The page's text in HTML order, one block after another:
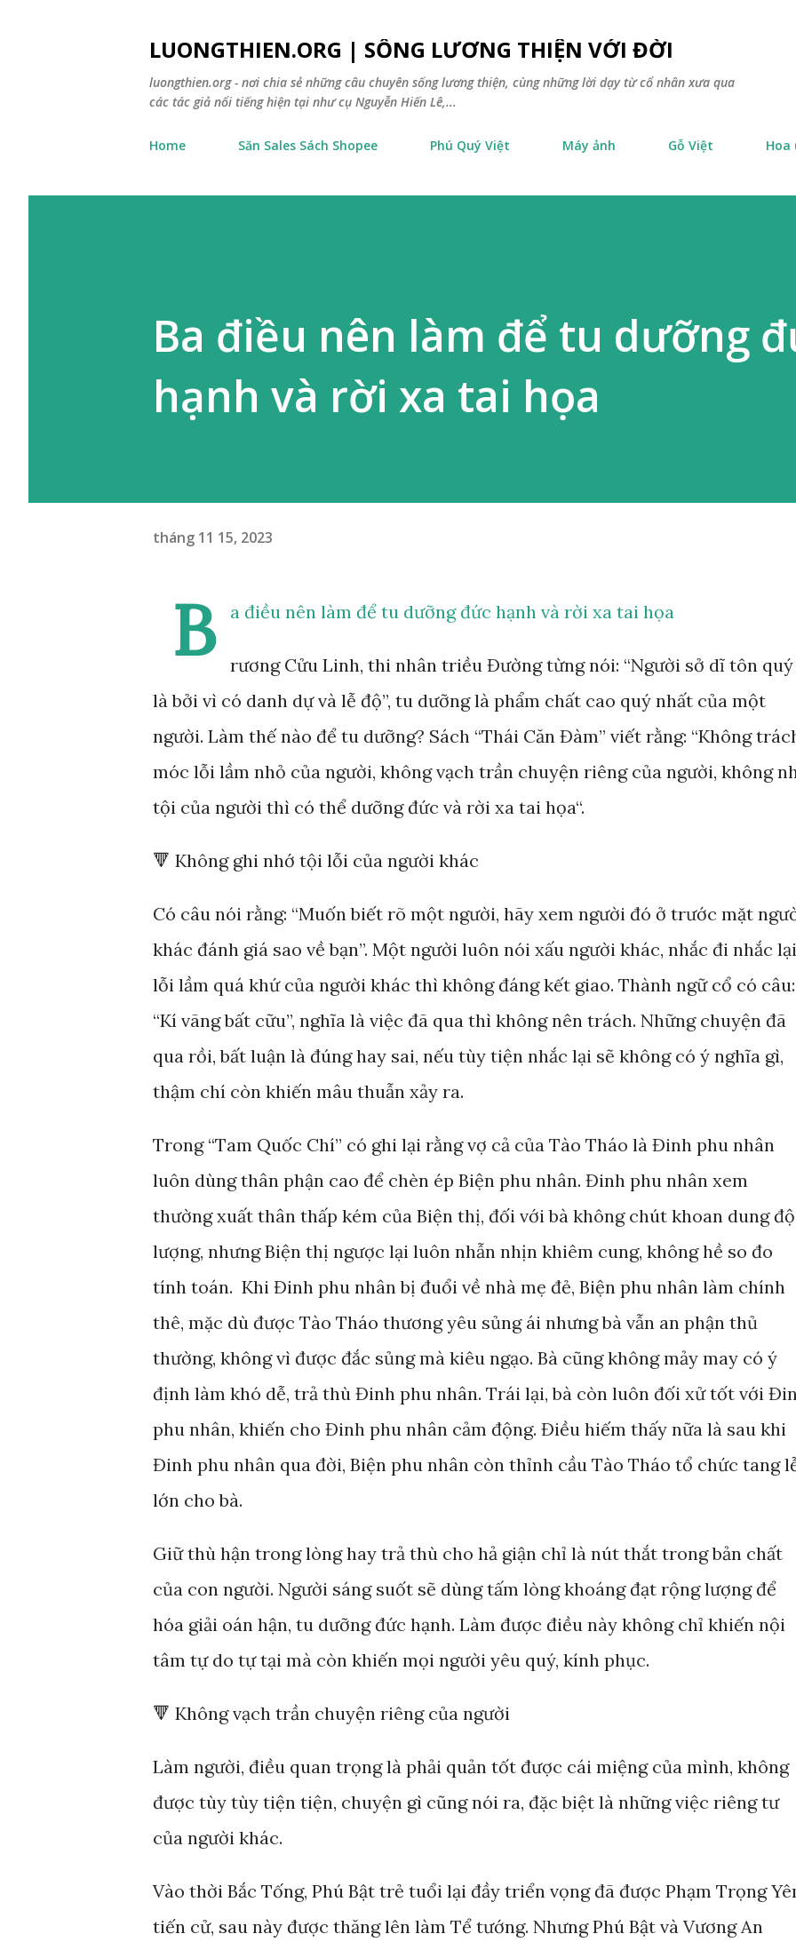
LUONGTHIEN.ORG | SỐNG LƯƠNG THIỆN VỚI ĐỜI
luongthien.org - nơi chia sẻ những câu chuyên sống lương thiện, cùng những lời dạy từ cổ nhân xưa qua
các tác giả nổi tiếng hiện tại như cụ Nguyễn Hiến Lê,...
Home Săn Sales Sách Shopee Phú Quý Việt Máy ảnh Gỗ Việt Hoa
Ba điều nên làm để tu dưỡng
hạnh và rời xa tai họa
tháng 11 15, 2023
B a điều nên làm để tu dưỡng đức hạnh và rời xa tai họa
rương Cửu Linh, thi nhân triều Đường từng nói: “Người sở dĩ tôn quý
là bởi vì có danh dự và lễ độ”, tu dưỡng là phẩm chất cao quý nhất của một
người. Làm thế nào để tu dưỡng? Sách “Thái Căn Đàm” viết rằng: “Không
móc lỗi lầm nhỏ của người, không vạch trần chuyện riêng của người, không
tội của người thì có thể dưỡng đức và rời xa tai họa“.
🔻 Không ghi nhớ tội lỗi của người khác
Có câu nói rằng: “Muốn biết rõ một người, hãy xem người đó ở trước mặt
khác đánh giá sao về bạn”. Một người luôn nói xấu người khác, nhắc đi nhắc lại
lỗi lầm quá khứ của người khác thì không đáng kết giao. Thành ngữ cổ có câu:
“Kí vãng bất cữu”, nghĩa là việc đã qua thì không nên trách. Những chuyện đã
qua rồi, bất luận là đúng hay sai, nếu tùy tiện nhắc lại sẽ không có ý nghĩa gì,
thậm chí còn khiến mâu thuẫn xảy ra.
Trong “Tam Quốc Chí” có ghi lại rằng vợ cả của Tào Tháo là Đinh phu nhân
luôn dùng thân phận cao để chèn ép Biện phu nhân. Đinh phu nhân xem
thường xuất thân thấp kém của Biện thị, đối với bà không chút khoan dung độ
lượng, nhưng Biện thị ngược lại luôn nhẫn nhịn khiêm cung, không hề so đo
tính toán. Khi Đinh phu nhân bị đuổi về nhà mẹ đẻ, Biện phu nhân làm chính
thê, mặc dù được Tào Tháo thương yêu sủng ái nhưng bà vẫn an phận thủ
thường, không vì được đắc sủng mà kiêu ngạo. Bà cũng không mảy may có ý
định làm khó dễ, trả thù Đinh phu nhân. Trái lại, bà còn luôn đối xử tốt với
phu nhân, khiến cho Đinh phu nhân cảm động. Điều hiếm thấy nữa là sau khi
Đinh phu nhân qua đời, Biện phu nhân còn thỉnh cầu Tào Tháo tổ chức tang
lớn cho bà.
Giữ thù hận trong lòng hay trả thù cho hả giận chỉ là nút thắt trong bản chất
của con người. Người sáng suốt sẽ dùng tấm lòng khoáng đạt rộng lượng để
hóa giải oán hận, tu dưỡng đức hạnh. Làm được điều này không chỉ khiến nội
tâm tự do tự tại mà còn khiến mọi người yêu quý, kính phục.
🔻 Không vạch trần chuyện riêng của người
Làm người, điều quan trọng là phải quản tốt được cái miệng của mình, không
được tùy tùy tiện tiện, chuyện gì cũng nói ra, đặc biệt là những việc riêng tư
của người khác.
Vào thời Bắc Tống, Phú Bật trẻ tuổi lại đầy triển vọng đã được Phạm Trọng
tiến cử, sau này được thăng lên làm Tể tướng. Nhưng Phú Bật và Vương An